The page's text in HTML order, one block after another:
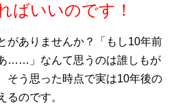
ばいいのです！
がありませんか？「もし10年前
……」なんて思うのは誰しもが
そう思った時点で実は10年後の
るのです。